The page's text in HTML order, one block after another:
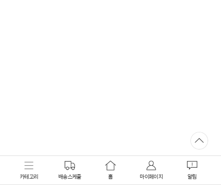
카테고리 배송스케줄 홈 마이페이지 알림